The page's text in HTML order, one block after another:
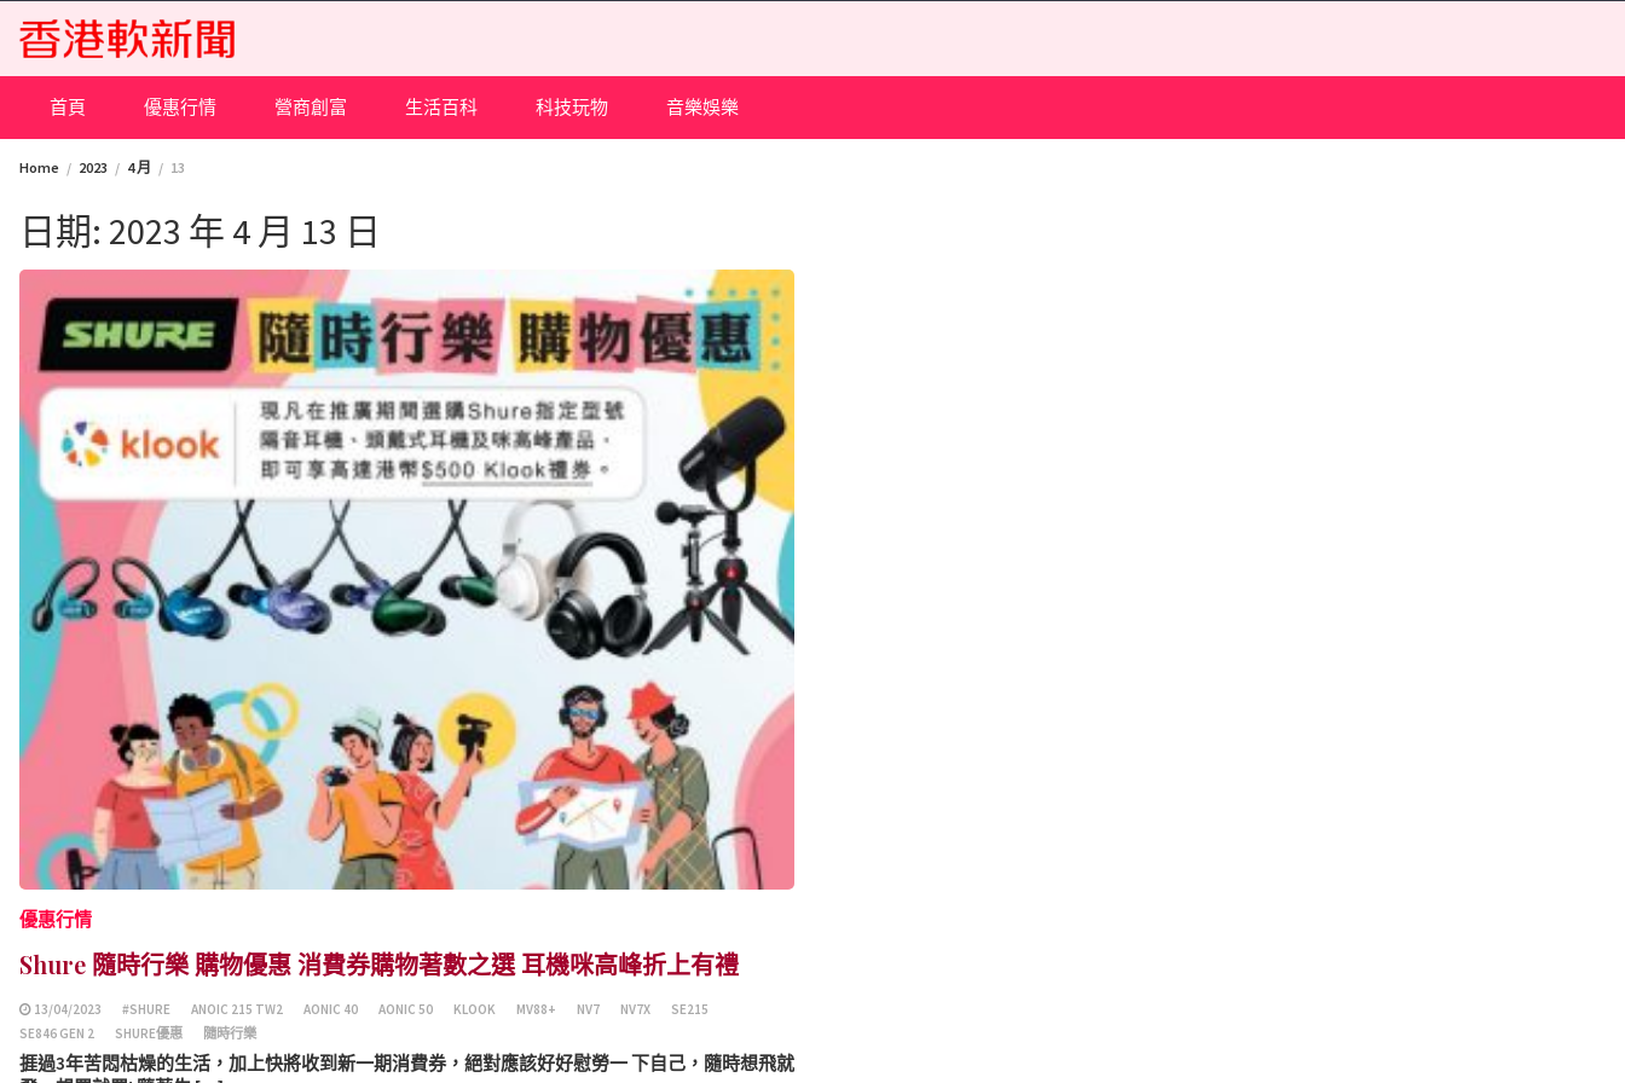
content
首頁 優惠行情 營商創富 生活百科 科技玩物 音樂娛樂
Home 2023 4 月 13
日期: 2023 年 4 月 13 日
優惠行情
Shure 隨時行樂 購物優惠 消費券購物著數之選 耳機咪高峰折上有禮
13/04/2023 #SHURE ANOIC 215 TW2 AONIC 40 AONIC 50 KLOOK MV88+ NV7 NV7X
SE215
SE846 GEN 2
SHURE優惠 隨時行樂
捱過3年苦悶枯燥的生活，加上快將收到新一期消費券，絕對應該好好慰勞一 下自己，隨時想飛就